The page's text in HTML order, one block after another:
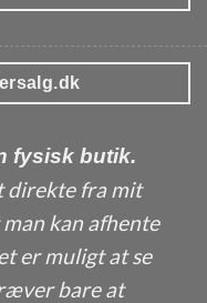
fysisk butik.
direkte fra mit
kan afhente
er muligt at se
bare at